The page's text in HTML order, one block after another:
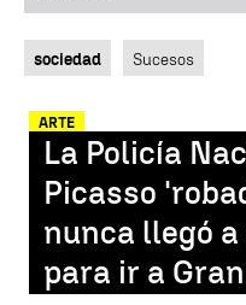
sociedad Sucesos
ARTE
La Policía
Picasso
nunca llegó
para ir a